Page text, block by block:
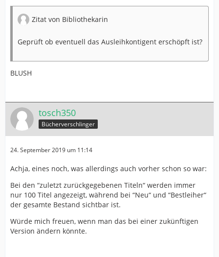
Zitat von Bibliothekarin
Geprüft ob eventuell das Ausleihkontigent erschöpft ist?
BLUSH
tosch350
Bücherverschlinger
24. September 2019 um 11:14
Achja, eines noch, was allerdings auch vorher schon so war:
Bei den “zuletzt zurückgegebenen Titeln“ werden immer
nur 100 Titel angezeigt, während bei “Neu“ und “Bestleiher“
der gesamte Bestand sichtbar ist.
Würde mich freuen, wenn man das bei einer zukünftigen
Version ändern könnte.